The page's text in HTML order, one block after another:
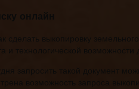
онлайн
сделать выкопировку
и технологической
запросить такой документ
возможность запроса